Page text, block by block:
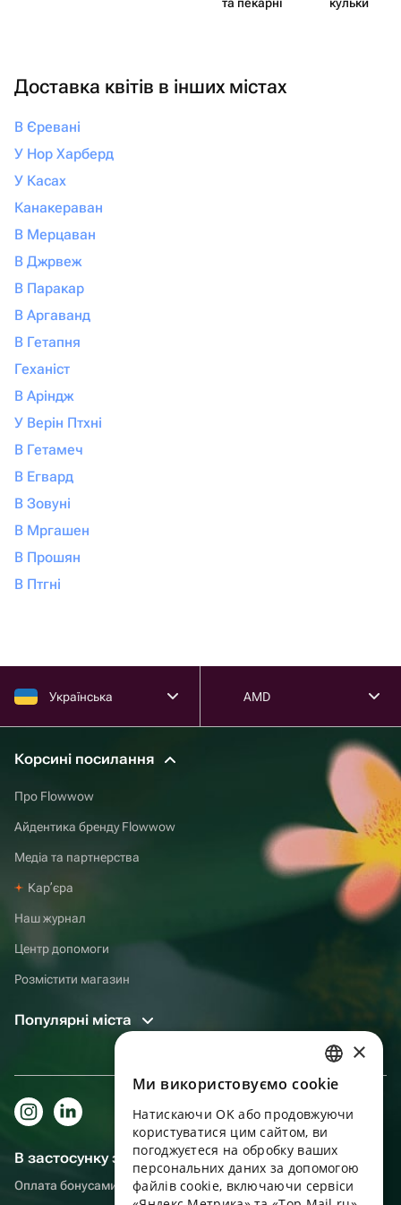
что всё будет выполнено с любовью и
именно сюда. Вы точно не пожалеете!
Доставка квітів в інших містах
В Єревані
У Нор Харберд
У Касах
Канакераван
В Мерцаван
В Джрвеж
В Паракар
В Аргаванд
В Гетапня
Геханіст
В Аріндж
У Верін Птхні
В Гетамеч
В Егвард
В Зовуні
В Мргашен
В Прошян
В Птгні
Українська AMD
Корсині посилання
Про Flowwow
Айдентика бренду Flowwow
Медіа та партнерства
Карʼєра
Наш журнал
Центр допомоги
Розмістити магазин
Популярні міста
В застосунку зручніше!
Оплата бонусами, самовивіз, зручний чат підтримки
RUSSIAN
ENGLISH
UKRAINIAN
PORTUGUESE
×
Ми використовуємо cookie
Натискаючи OK або продовжуючи
користуватися цим сайтом, ви
погоджуєтеся на обробку ваших
персональних даних за допомогою
файлів cookie, включаючи сервіси